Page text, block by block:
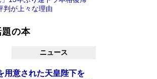
判が上々な理由
題の本
ニュース
用意された天皇陛下を